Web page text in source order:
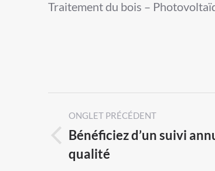
Traitement du bois –
Post
navigation
ONGLET PRÉCÉDENT
Previous
post:
Bénéficiez d’un suivi
qualité